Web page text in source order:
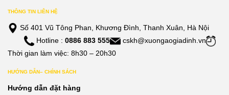
THÔNG TIN LIÊN HỆ
Số 401 Vũ Tông Phan, Khương Đình, Thanh Xuân, Hà Nội
Hotline : 0886 883 555
cskh@xuongaogiadinh.vn
Thời gian làm việc: 8h30 – 20h30
HƯỚNG DẪN– CHÍNH SÁCH
Hướng dẫn đặt hàng